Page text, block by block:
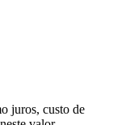
juros, custo de